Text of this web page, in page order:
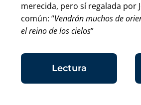
merecida, pero sí regalada por
común: “Vendrán muchos de
el reino de los cielos”
Lectura